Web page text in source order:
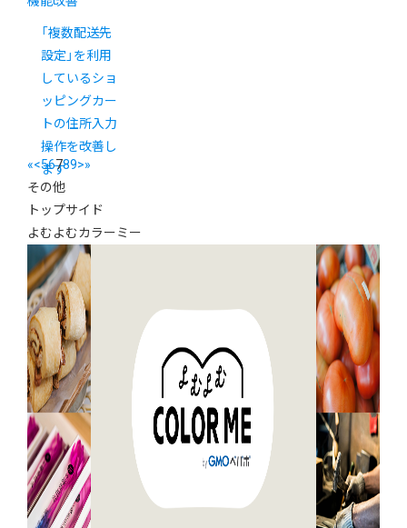
「複数配送先
設定」を利用
しているショ
ッピングカー
トの住所入力
操作を改善し
ます
«<56789>»
その他
トップサイド
よむよむカラーミー